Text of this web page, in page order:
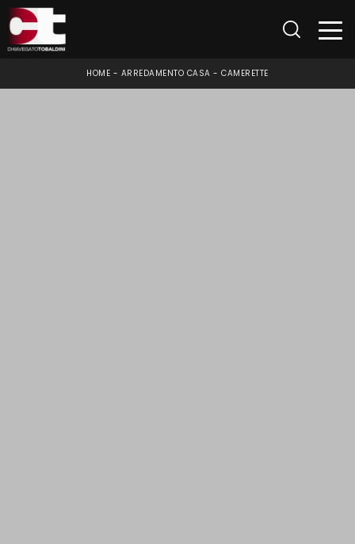
HOME - ARREDAMENTO CASA -CAMERETTE